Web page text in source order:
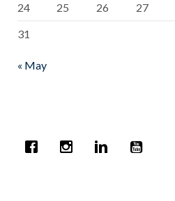
24
25 26 27
31
« May